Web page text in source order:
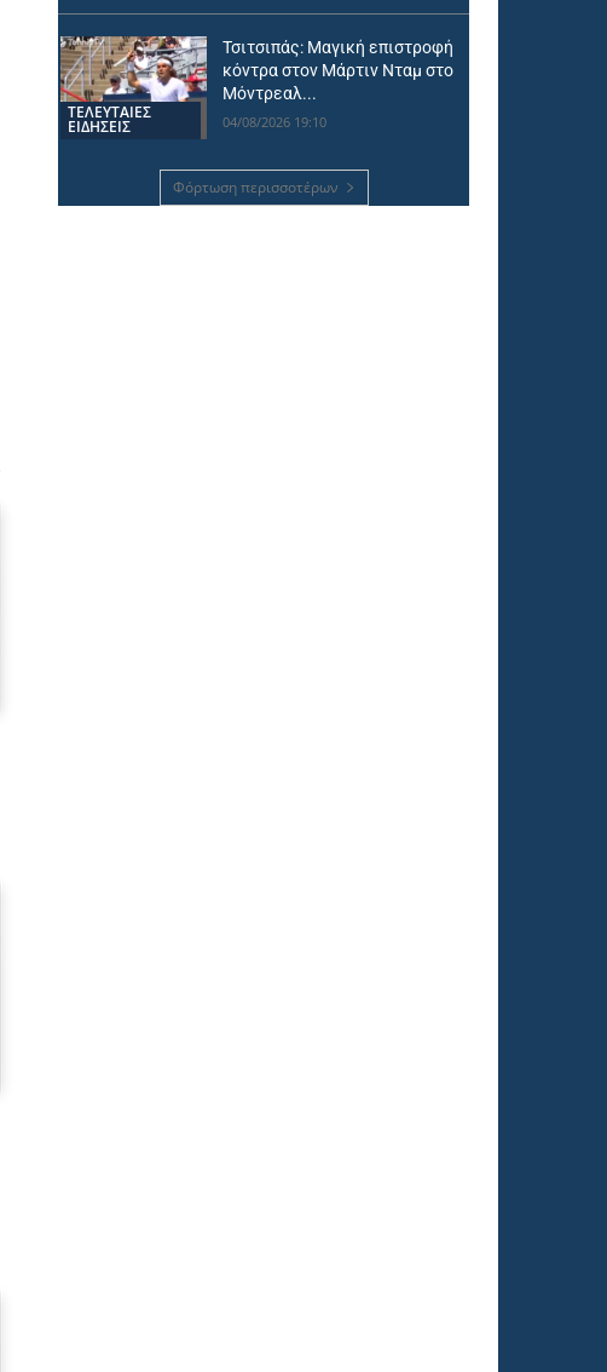
ΤΕΛΕΥΤΑΙΕΣ
ΕΙΔΗΣΕΙΣ
Τσιτσιπάς: Μαγική επιστροφή
κόντρα στον Μάρτιν Νταμ στο
Μόντρεαλ...
04/08/2026 19:10
Φόρτωση περισσοτέρων